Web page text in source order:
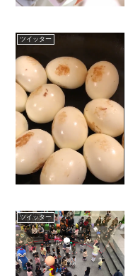
ツイッター
ツイッター